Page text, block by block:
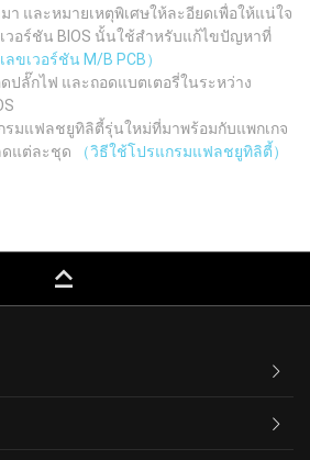
า และหมายเหตุพิเศษให้ละอียดเพื่อให้แน่ใจ
วอร์ชัน BIOS นั้นใช้สำหรับแก้ไขปัญหาที่
ลขเวอร์ชัน M/B PCB）
ปลั๊กไฟ และถอดแบตเตอรี่ในระหว่าง
รมแฟลชยูทิลิตี้รุ่นใหม่ที่มาพร้อมกับแพกเกจ
ดแต่ละชุด
（วิธีใช้โปรแกรมแฟลชยูทิลิตี้）
keyboard_capslock